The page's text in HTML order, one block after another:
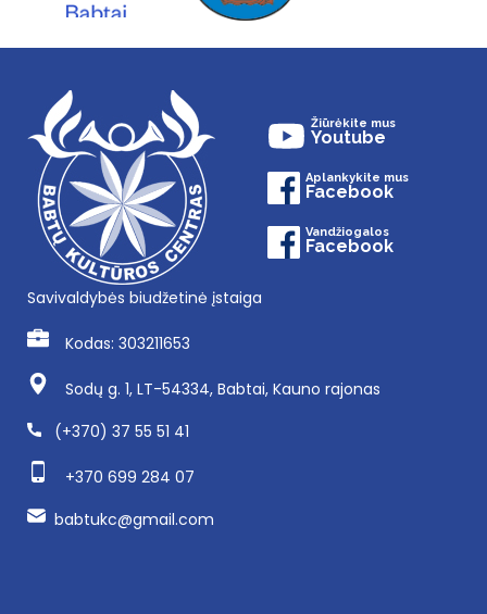
Žiūrėkite mus
Youtube
Aplankykite mus
Facebook
Vandžiogalos
Facebook
Savivaldybės biudžetinė įstaiga
Kodas: 303211653
Sodų g. 1, LT-54334, Babtai, Kauno rajonas
(+370) 37 55 51 41
+370 699 284 07
babtukc@gmail.com